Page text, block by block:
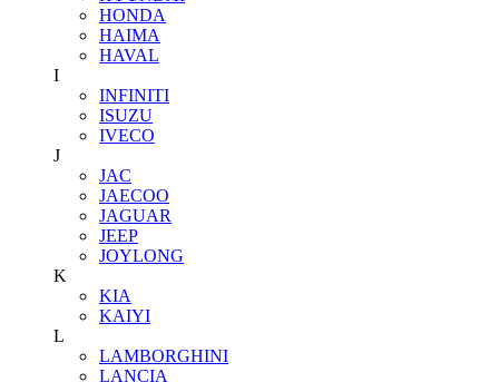
HONDA
HAIMA
HAVAL
I
INFINITI
ISUZU
IVECO
J
JAC
JAECOO
JAGUAR
JEEP
JOYLONG
K
KIA
KAIYI
L
LAMBORGHINI
LANCIA